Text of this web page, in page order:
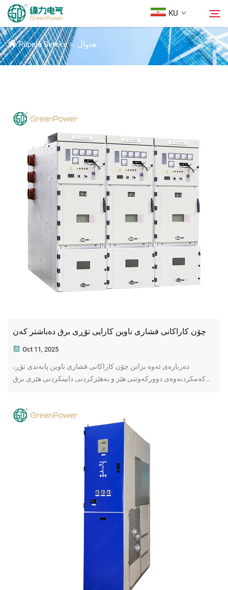
KU
Berhem
Der barê Me
Çareserî
Daxistin
Li Ser Nivîsain
HEWES
Rûpela Sereke> هەواڵ
چۆن کاراکانی فشاری ناوین کارایی تۆڕی برق دەباشتر کەن
Oct 11, 2025
دەربارەی ئەوە بزانن چۆن کاراکانی فشاری ناوین پابەندی تۆڕ،
کەمکردنەوەی دوورکەوتنی هێز و به‌هێزکردنی دابینکردنی هێزی برق